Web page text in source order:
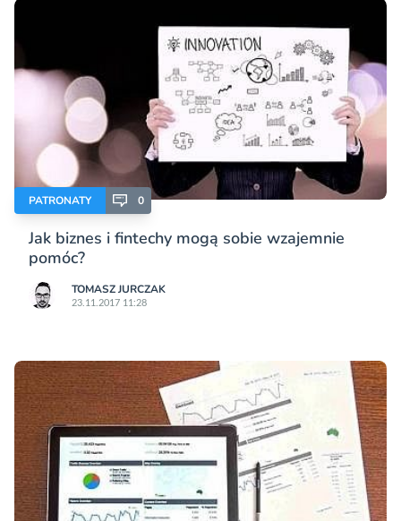
PATRONATY 0
Jak biznes i fintechy mogą sobie wzajemnie
pomóc?
TOMASZ JURCZAK
23.11.2017 11:28